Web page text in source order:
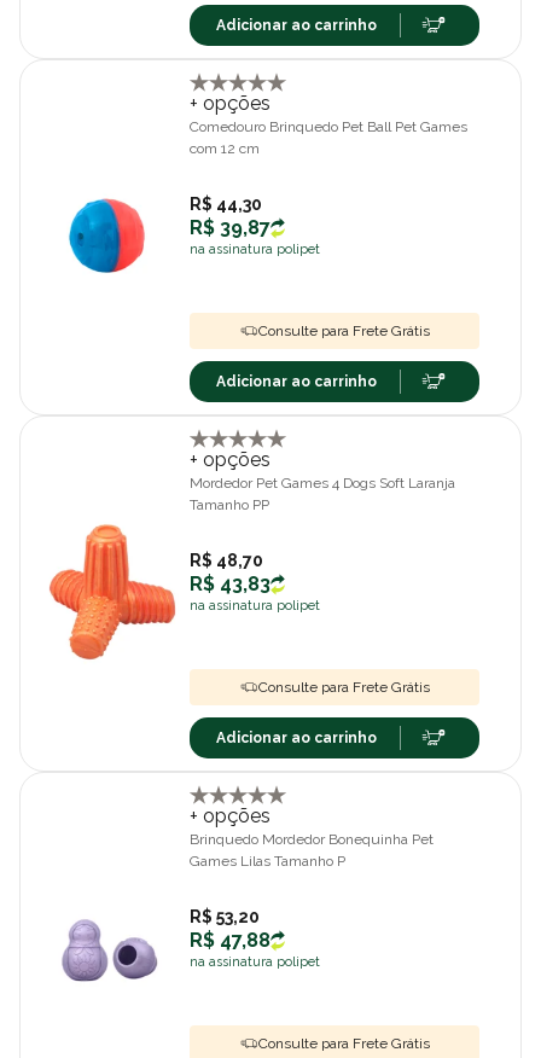
Adicionar ao carrinho
+ opções
Comedouro Brinquedo Pet Ball Pet Games
com 12 cm
R$ 44,30
R$ 39,87
na assinatura polipet
Consulte para Frete Grátis
Adicionar ao carrinho
+ opções
Mordedor Pet Games 4 Dogs Soft Laranja
Tamanho PP
R$ 48,70
R$ 43,83
na assinatura polipet
Consulte para Frete Grátis
Adicionar ao carrinho
+ opções
Brinquedo Mordedor Bonequinha Pet
Games Lilas Tamanho P
R$ 53,20
R$ 47,88
na assinatura polipet
Consulte para Frete Grátis